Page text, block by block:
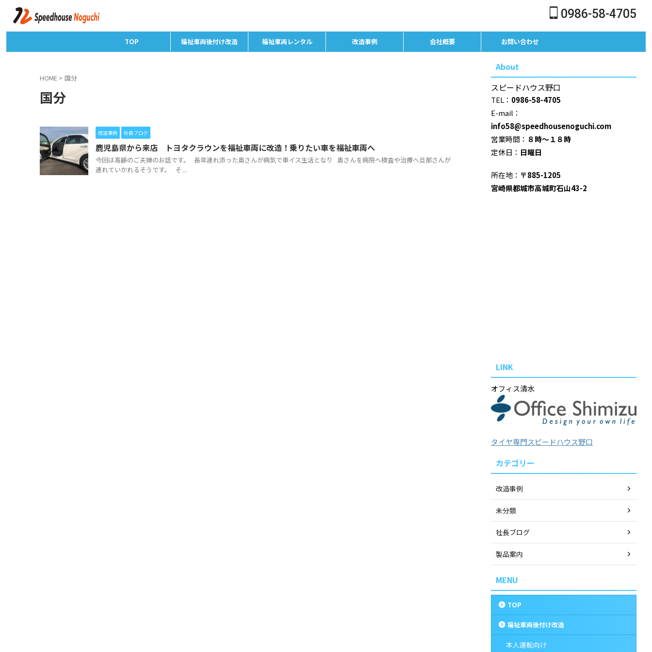
0986-58-4705
TOP 福祉車両後付け改造 福祉車両レンタル 改造事例 会社概要 お問い合わせ
HOME > 国分
国分
改造事例 社長ブログ
鹿児島県から来店 トヨタクラウンを福祉車両に改造！乗りたい車を福祉車両へ
今回は高齢のご夫婦のお話です。 長年連れ添った奥さんが病気で車イス生活となり 奥さんを病院へ検査や治療へ旦那さんが
連れていかれるそうです。 そ ...
About
スピードハウス野口
TEL： 0986-58-4705
E-mail：
info58@speedhousenoguchi.com
営業時間： ８時～１８時
定休日： 日曜日
所在地： 〒885-1205
宮崎県都城市高城町石山43-2
LINK
オフィス清水
タイヤ専門スピードハウス野口
カテゴリー
改造事例
未分類
社長ブログ
製品案内
MENU
TOP
福祉車両後付け改造
本人運転向け